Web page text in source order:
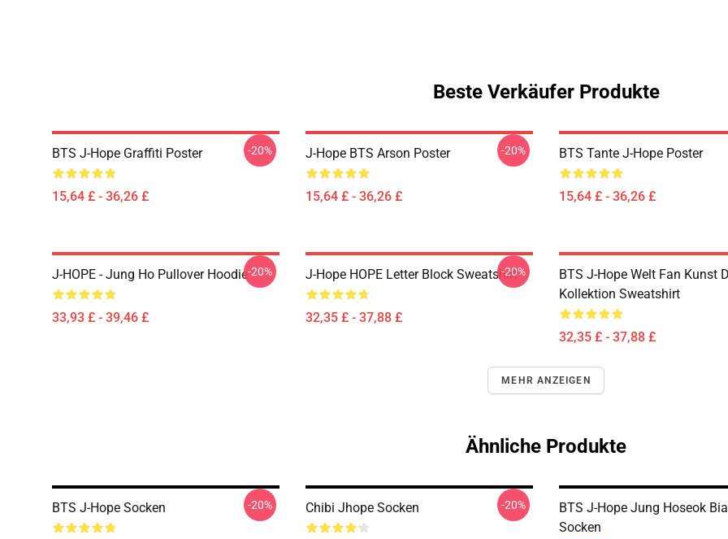
Beste Verkäufer Produkte
BTS J-Hope Graffiti Poster
15,64 £ - 36,26 £
-20% J-Hope BTS Arson Poster
15,64 £ - 36,26 £
-20% BTS Tante J-Hope Poster
15,64 £ - 36,26 £
J-HOPE - Jung Ho Pullover Hoodie
33,93 £ - 39,46 £
-20% J-Hope HOPE Letter Block Sweatshirt
32,35 £ - 37,88 £
-20%
BTS J-Hope Welt Fan Kunst
Kollektion Sweatshirt
32,35 £ - 37,88 £
MEHR ANZEIGEN
Ähnliche Produkte
BTS J-Hope Socken -20% Chibi Jhope Socken -20%
BTS J-Hope Jung Hoseok
Socken